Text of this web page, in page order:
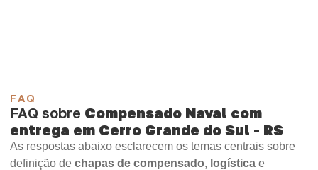
FAQ
FAQ sobre Compensado Naval com
entrega em Cerro Grande do Sul - RS
As respostas abaixo esclarecem os temas centrais sobre
definição de chapas de compensado, logística e